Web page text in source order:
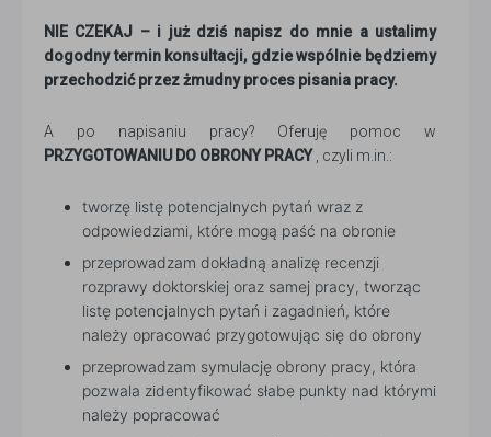
NIE CZEKAJ – i już dziś napisz do mnie a ustalimy
dogodny termin konsultacji, gdzie wspólnie będziemy
przechodzić przez żmudny proces pisania pracy.
A po napisaniu pracy? Oferuję pomoc w
PRZYGOTOWANIU DO OBRONY PRACY, czyli m.in.:
tworzę listę potencjalnych pytań wraz z
odpowiedziami, które mogą paść na obronie
przeprowadzam dokładną analizę recenzji
rozprawy doktorskiej oraz samej pracy, tworząc
listę potencjalnych pytań i zagadnień, które
należy opracować przygotowując się do obrony
przeprowadzam symulację obrony pracy, która
pozwala zidentyfikować słabe punkty nad którymi
należy popracować